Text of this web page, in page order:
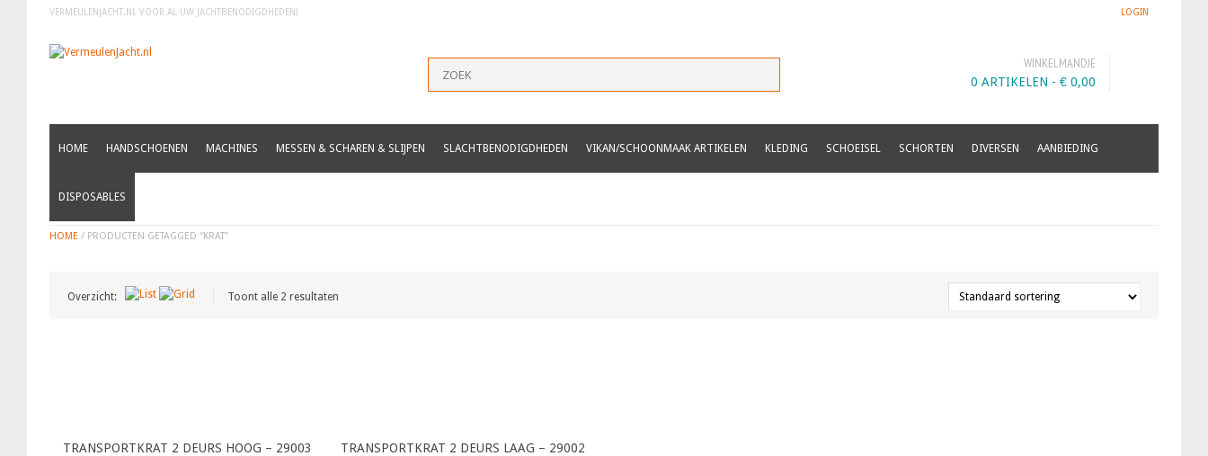
VERMEULENJACHT.NL VOOR AL UW JACHTBENODIGDHEDEN! LOGIN
WINKELMANDJE
0 ARTIKELEN - €0,00
HOME HANDSCHOENEN MACHINES MESSEN & SCHAREN & SLIJPEN SLACHTBENODIGDHEDEN VIKAN/SCHOONMAAK ARTIKELEN KLEDING SCHOEISEL SCHORTEN DIVERSEN AANBIEDING
DISPOSABLES
KRAT
HOME / PRODUCTEN GETAGGED “KRAT”
Overzicht: Toont alle 2 resultaten
TRANSPORTKRAT 2 DEURS HOOG – 29003 TRANSPORTKRAT 2 DEURS LAAG – 29002